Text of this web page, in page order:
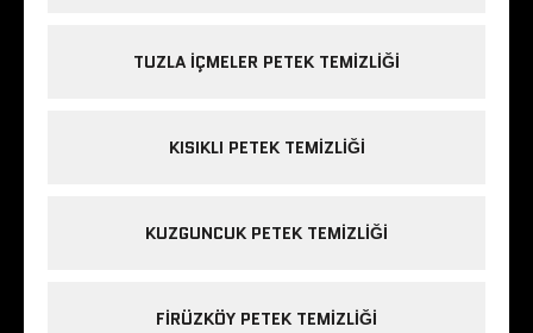
TUZLA IÇMELER PETEK TEMIZLIĞI
KISIKLI PETEK TEMIZLIĞI
KUZGUNCUK PETEK TEMIZLIĞI
FIRÜZKÖY PETEK TEMIZLIĞI